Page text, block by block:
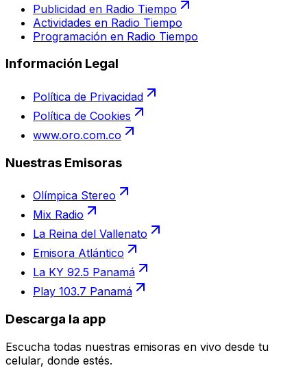
Publicidad en Radio Tiempo
Actividades en Radio Tiempo
Programación en Radio Tiempo
Información Legal
Política de Privacidad
Política de Cookies
www.oro.com.co
Nuestras Emisoras
Olímpica Stereo
Mix Radio
La Reina del Vallenato
Emisora Atlántico
La KY 92.5 Panamá
Play 103.7 Panamá
Descarga la app
Escucha todas nuestras emisoras en vivo desde tu
celular, donde estés.